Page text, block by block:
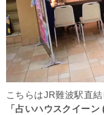
こちらはJR難波駅直
「占いハウスクイーン